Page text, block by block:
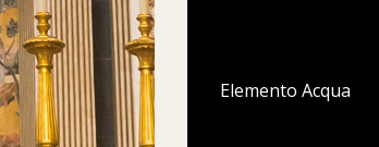
Elemento Acqua